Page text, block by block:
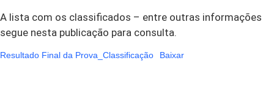
A lista com os classificados – entre outras informações
segue nesta publicação para consulta.
Resultado Final da Prova_Classificação Baixar